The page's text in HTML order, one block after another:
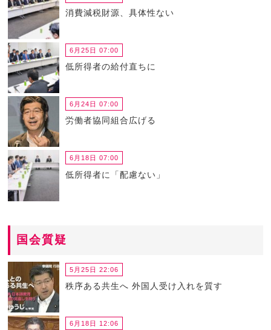
消費減税財源、具体性ない
6月25日 07:00
低所得者の給付直ちに
6月24日 07:00
労働者協同組合広げる
6月18日 07:00
低所得者に「配慮ない」
国会質疑
5月25日 22:06
秩序ある共生へ 外国人受け入れを質す
6月18日 12:06